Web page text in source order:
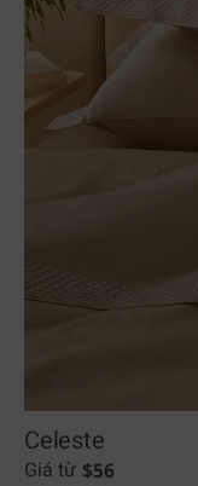
Celeste
Giá từ $56